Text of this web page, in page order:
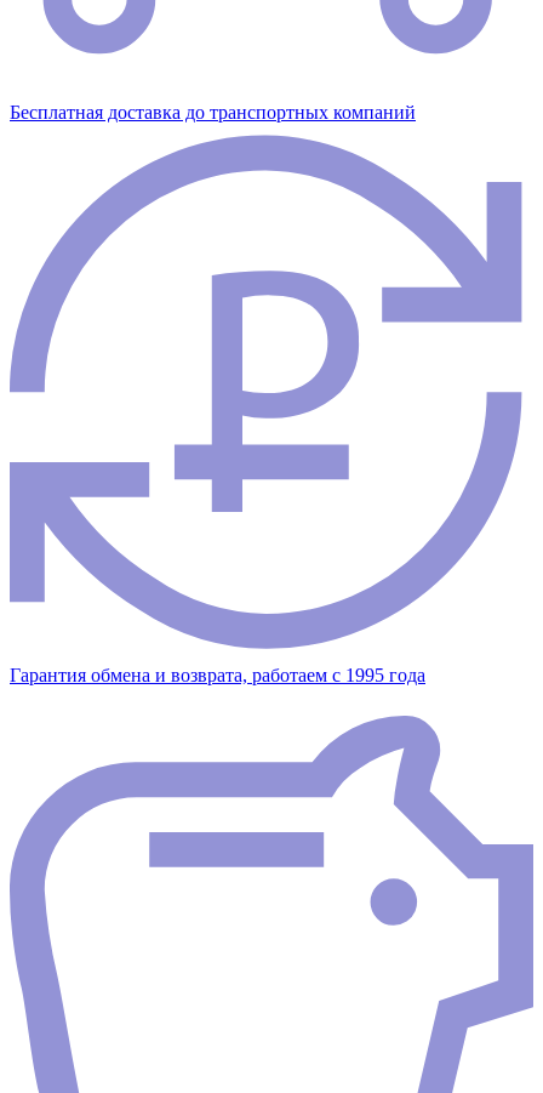
Бесплатная доставка до транспортных компаний
Гарантия обмена и возврата, работаем с 1995 года